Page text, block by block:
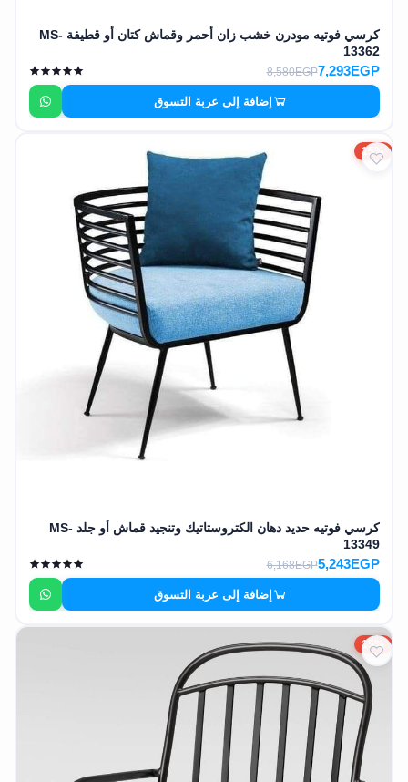
كرسي فوتيه مودرن خشب زان أحمر وقماش كتان أو قطيفة MS-
13362
7,293EGP
8,580EGP
إضافة إلى عربة التسوق
15%
كرسي فوتيه حديد دهان الكتروستاتيك وتنجيد قماش أو جلد MS-
13349
5,243EGP
6,168EGP
إضافة إلى عربة التسوق
15%